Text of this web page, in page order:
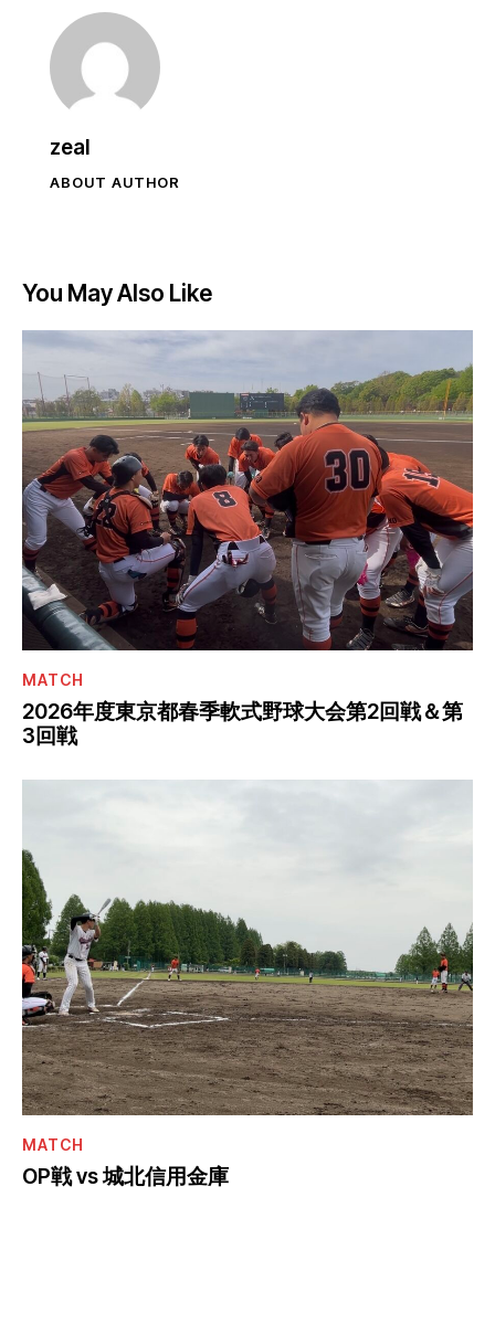
zeal
ABOUT AUTHOR
You May Also Like
MATCH
2026年度東京都春季軟式野球大会第2回戦＆第
3回戦
MATCH
OP戦 vs 城北信用金庫